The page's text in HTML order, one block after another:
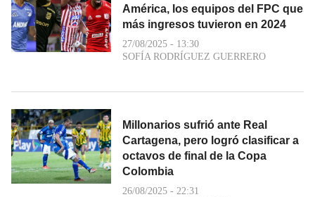
América, los equipos del FPC que
más ingresos tuvieron en 2024
27/08/2025 - 13:30
SOFÍA RODRÍGUEZ GUERRERO
Millonarios sufrió ante Real
Cartagena, pero logró clasificar a
octavos de final de la Copa
Colombia
26/08/2025 - 22:31